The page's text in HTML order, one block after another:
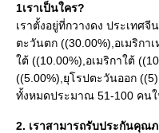
1เราเป็นใคร?
เราตั้งอยู่ที่กวางดง ประเทศ
ตะวันตก ((30.00%),อเมริกา
ใต้ ((10.00%),อเมริกาใต้
((5.00%),ยุโรปตะวันออก
ทั้งหมดประมาณ 51-100 คนใ
2. เราสามารถรับประกันคุณภ